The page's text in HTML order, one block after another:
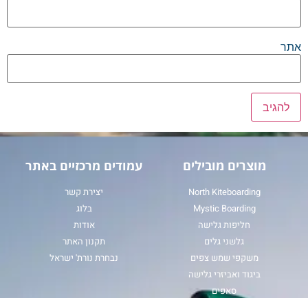
אתר
מוצרים מובילים
North Kiteboarding
Mystic Boarding
חליפות גלישה
גלשני גלים
משקפי שמש צפים
ביגוד ואביזרי גלישה
סאפים
עמודים מרכזיים באתר
יצירת קשר
בלוג
אודות
תקנון האתר
נבחרת נורת' ישראל